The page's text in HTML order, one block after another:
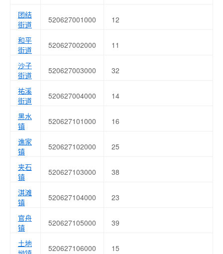
团结
街道
520627001000 12
和平
街道
520627002000 11
沙子
街道
520627003000 32
祐溪
街道
520627004000 14
黑水
镇
520627101000 16
谯家
镇
520627102000 25
夹石
镇
520627103000 38
淇滩
镇
520627104000 23
官舟
镇
520627105000 39
土地
520627106000 15